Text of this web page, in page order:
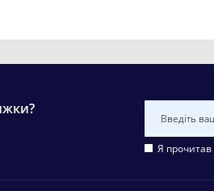
Я прочитав